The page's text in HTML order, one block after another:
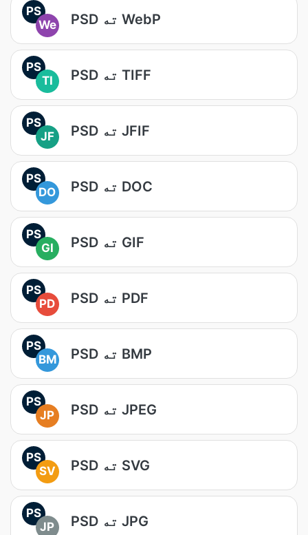
PS
We
PSD ته WebP
PS
TI
PSD ته TIFF
PS
JF
PSD ته JFIF
PS
DO
PSD ته DOC
PS
GI
PSD ته GIF
PS
PD
PSD ته PDF
PS
BM
PSD ته BMP
PS
JP
PSD ته JPEG
PS
SV
PSD ته SVG
PS
JP
PSD ته JPG